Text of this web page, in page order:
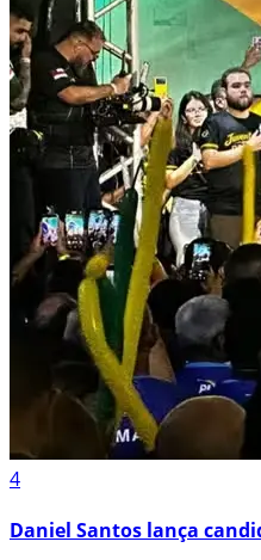
4
Daniel Santos lança